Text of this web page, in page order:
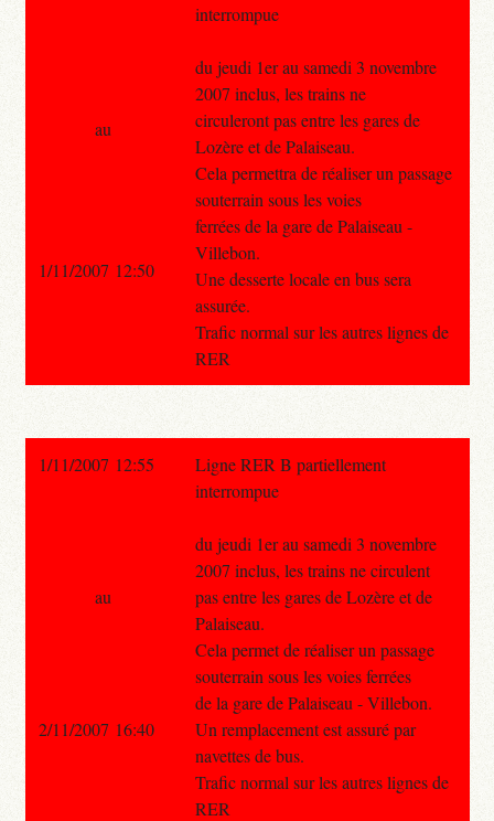
interrompue
du jeudi 1er au samedi 3 novembre
2007 inclus, les trains ne
circuleront pas entre les gares de
Lozère et de Palaiseau.
Cela permettra de réaliser un passage
souterrain sous les voies
ferrées de la gare de Palaiseau -
Villebon.
Une desserte locale en bus sera
assurée.
Trafic normal sur les autres lignes de
RER
au
1/11/2007 12:50
1/11/2007 12:55
Ligne RER B partiellement
interrompue
du jeudi 1er au samedi 3 novembre
2007 inclus, les trains ne circulent
pas entre les gares de Lozère et de
Palaiseau.
Cela permet de réaliser un passage
souterrain sous les voies ferrées
de la gare de Palaiseau - Villebon.
Un remplacement est assuré par
navettes de bus.
Trafic normal sur les autres lignes de
RER
au
2/11/2007 16:40